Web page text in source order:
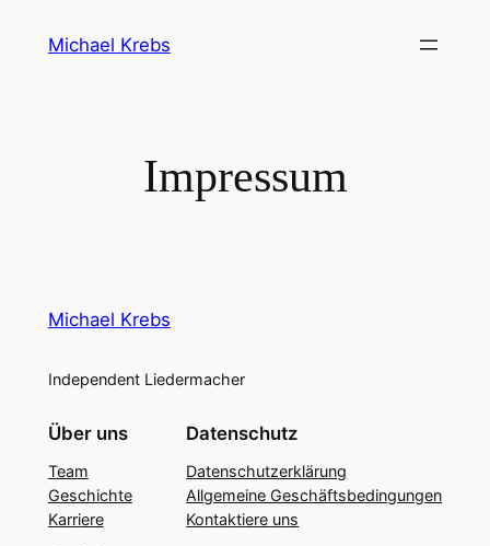
Michael Krebs
Impressum
Michael Krebs
Independent Liedermacher
Über uns
Team
Geschichte
Karriere
Datenschutz
Datenschutzerklärung
Allgemeine Geschäftsbedingungen
Kontaktiere uns